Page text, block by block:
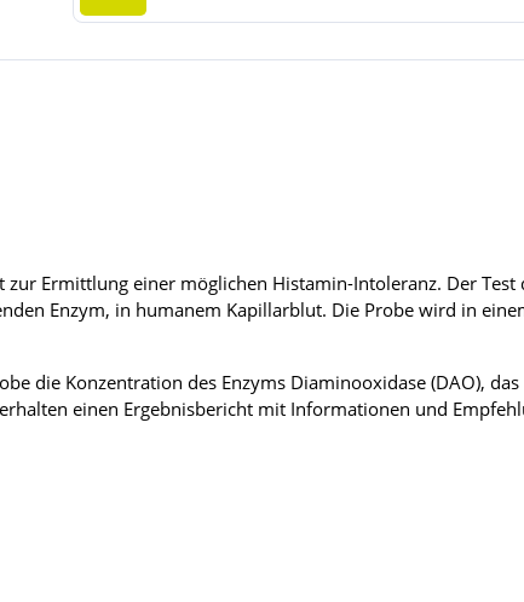
Ermittlung einer möglichen Histamin-Intoleranz. Der Test
Enzym, in humanem Kapillarblut. Die Probe wird in
die Konzentration des Enzyms Diaminooxidase (DAO),
einen Ergebnisbericht mit Informationen und